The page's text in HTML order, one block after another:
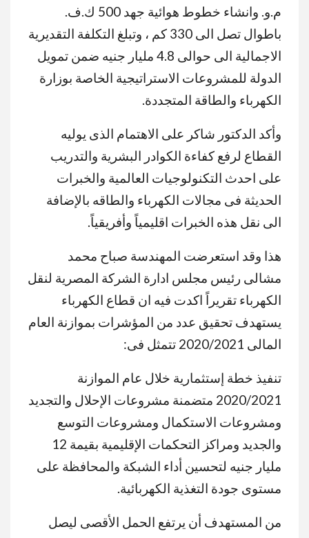
م.و. وانشاء خطوط هوائية جهد 500 ك.ف.
باطوال تصل الى 330 كم ، وتبلغ التكلفة التقديرية
الاجمالية الى حوالى 4.8 مليار جنيه ضمن تمويل
الدولة للمشروعات الاستراتيجية الخاصة بوزارة
الكهرباء والطاقة المتجددة.
وأكد الدكتور شاكر على الاهتمام الذى يوليه
القطاع لرفع كفاءة الكوادر البشرية والتدريب
على احدث التكنولوجيات العالمية والخبرات
الحديثة فى مجالات الكهرباء والطاقه بالإضافة
الى نقل هذه الخبرات اقليمياً وأفريقياً.
هذا وقد استعرضت المهندسة صباح محمد
مشالى رئيس مجلس ادارة الشركة المصرية لنقل
الكهرباء تقريراً اكدت فيه ان قطاع الكهرباء
يستهدف تحقيق عدد من المؤشرات بموازنة العام
المالى 2020/2021 تتمثل فى:
تنفيذ خطة إستثمارية خلال عام الموازنة
2020/2021 متضمنة مشروعات الإحلال والتجديد
ومشروعات الاستكمال ومشروعات التوسع
والجديد ومراكز التحكمات الإقليمية بقيمة 12
مليار جنيه لتحسين أداء الشبكة والمحافظة على
مستوى جودة التغذية الكهربائية.
من المستهدف أن يرتفع الحمل الأقصى ليصل